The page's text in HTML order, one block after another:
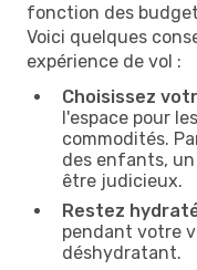
fonction des
Voici quelques
expérience de vol :
Choisissez
l'espace pour
commodités.
des enfants,
être judicieux.
Restez
pendant votre
déshydratant.